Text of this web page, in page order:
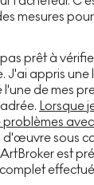
mesures
prêt à
J'ai appris
de mes
Lorsque
d'œuvre sous
est